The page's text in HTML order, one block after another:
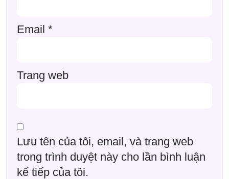
Email *
Trang web
Lưu tên của tôi, email, và trang web
trong trình duyệt này cho lần bình luận
kế tiếp của tôi.